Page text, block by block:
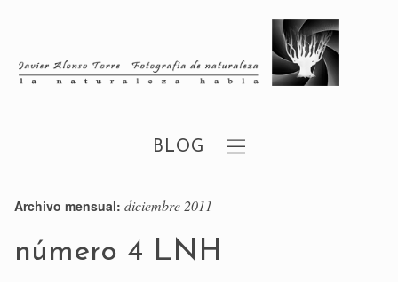
BLOG
Archivo mensual: diciembre 2011
número 4 LNH